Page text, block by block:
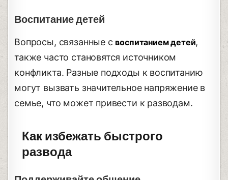
Воспитание детей
Вопросы, связанные с воспитанием детей,
также часто становятся источником
конфликта. Разные подходы к воспитанию
могут вызвать значительное напряжение в
семье, что может привести к разводам.
Как избежать быстрого
развода